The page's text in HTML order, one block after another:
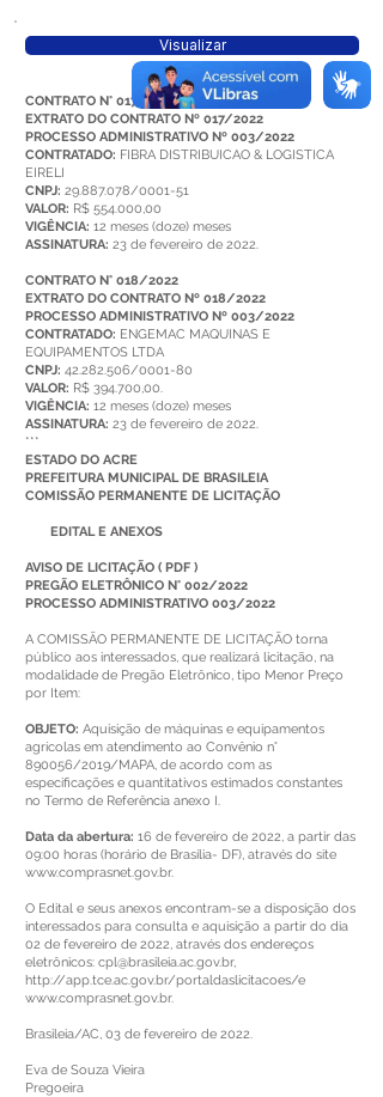
Visualizar
CONTRATO N° 017/2022
EXTRATO DO CONTRATO Nº 017/2022
PROCESSO ADMINISTRATIVO Nº 003/2022
CONTRATADO: FIBRA DISTRIBUICAO & LOGISTICA
EIRELI
CNPJ: 29.887.078/0001-51
VALOR: R$ 554.000,00
VIGÊNCIA: 12 meses (doze) meses
ASSINATURA: 23 de fevereiro de 2022.
CONTRATO N° 018/2022
EXTRATO DO CONTRATO Nº 018/2022
PROCESSO ADMINISTRATIVO Nº 003/2022
CONTRATADO: ENGEMAC MAQUINAS E
EQUIPAMENTOS LTDA
CNPJ: 42.282.506/0001-80
VALOR: R$ 394.700,00.
VIGÊNCIA: 12 meses (doze) meses
ASSINATURA: 23 de fevereiro de 2022.
***
ESTADO DO ACRE
PREFEITURA MUNICIPAL DE BRASILEIA
COMISSÃO PERMANENTE DE LICITAÇÃO
EDITAL E ANEXOS
AVISO DE LICITAÇÃO ( PDF )
PREGÃO ELETRÔNICO N° 002/2022
PROCESSO ADMINISTRATIVO 003/2022
A COMISSÃO PERMANENTE DE LICITAÇÃO torna
público aos interessados, que realizará licitação, na
modalidade de Pregão Eletrônico, tipo Menor Preço
por Item:
OBJETO: Aquisição de máquinas e equipamentos
agrícolas em atendimento ao Convênio n°
890056/2019/MAPA, de acordo com as
especificações e quantitativos estimados constantes
no Termo de Referência anexo I.
Data da abertura: 16 de fevereiro de 2022, a partir das
09:00 horas (horário de Brasília- DF), através do site
www.comprasnet.gov.br.
O Edital e seus anexos encontram-se a disposição dos
interessados para consulta e aquisição a partir do dia
02 de fevereiro de 2022, através dos endereços
eletrônicos: cpl@brasileia.ac.gov.br,
http://app.tce.ac.gov.br/portaldaslicitacoes/e
www.comprasnet.gov.br.
Brasileia/AC, 03 de fevereiro de 2022.
Eva de Souza Vieira
Pregoeira